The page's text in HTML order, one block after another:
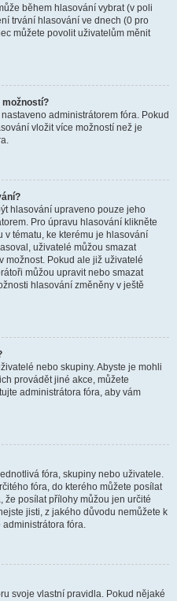
během hlasování vybrat (v poli
trvání hlasování ve dnech (0 pro
můžete povolit uživatelům měnit
možností?
administrátorem fóra. Pokud
vložit více možností než je
hlasování upraveno pouze jeho
Pro úpravu hlasování klikněte
tématu, ke kterému je hlasování
uživatelé můžou smazat
možnost. Pokud ale již uživatelé
můžou upravit nebo smazat
hlasování změněny v ještě
nebo skupiny. Abyste je mohli
provádět jiné akce, můžete
administrátora fóra, aby vám
fóra, skupiny nebo uživatele.
fóra, do kterého můžete posílat
že posílat přílohy můžou jen určité
jisti, z jakého důvodu nemůžete k
fóra.
svoje vlastní pravidla. Pokud nějaké